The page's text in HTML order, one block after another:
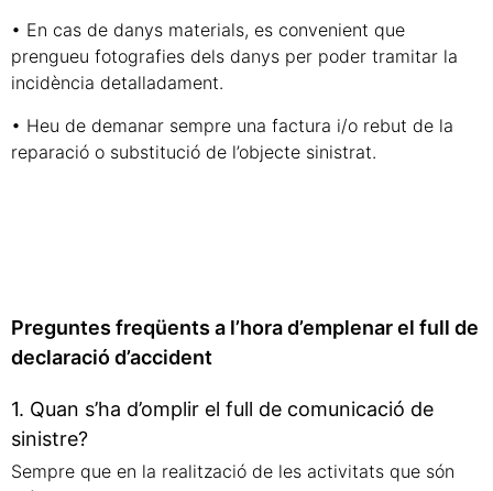
• En cas de danys materials, es convenient que
prengueu fotografies dels danys per poder tramitar la
incidència detalladament.
• Heu de demanar sempre una factura i/o rebut de la
reparació o substitució de l’objecte sinistrat.
Preguntes freqüents a l’hora d’emplenar el full de
declaració d’accident
1. Quan s’ha d’omplir el full de comunicació de
sinistre?
Sempre que en la realització de les activitats que són